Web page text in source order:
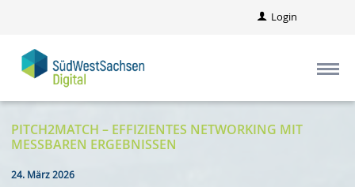
Login
PITCH2MATCH – EFFIZIENTES NETWORKING MIT
MESSBAREN ERGEBNISSEN
24. März 2026